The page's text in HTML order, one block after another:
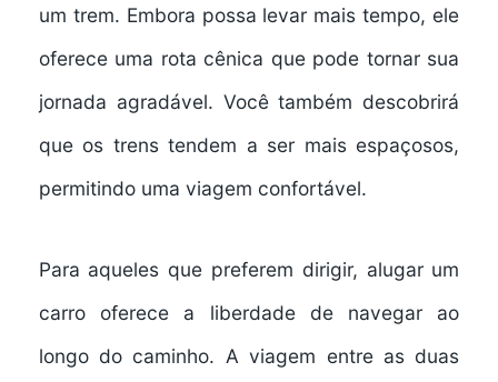
um trem. Embora possa levar mais tempo, ele
oferece uma rota cênica que pode tornar sua
jornada agradável. Você também descobrirá
que os trens tendem a ser mais espaçosos,
permitindo uma viagem confortável.
Para aqueles que preferem dirigir, alugar um
carrooferece a liberdade de navegar ao
longo do caminho. A viagem entre as duas